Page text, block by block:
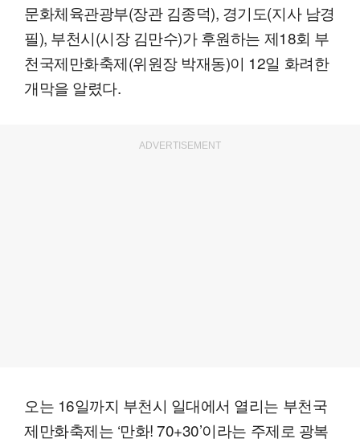
문화체육관광부(장관 김종덕), 경기도(지사 남경
필), 부천시(시장 김만수)가 후원하는 제18회 부
천국제만화축제(위원장 박재동)이 12일 화려한
개막을 알렸다.
ADVERTISEMENT
오는 16일까지 부천시 일대에서 열리는 부천국
제만화축제는 ‘만화! 70+30’이라는 주제로 광복